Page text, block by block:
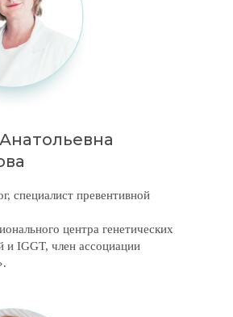
специалист превентивной
центра генетических
и IGGT, член ассоциации